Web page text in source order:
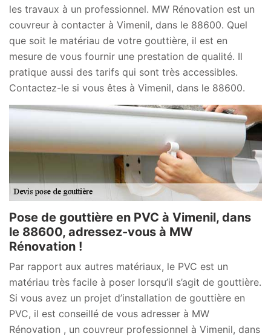
les travaux à un professionnel. MW Rénovation est un
couvreur à contacter à Vimenil, dans le 88600. Quel
que soit le matériau de votre gouttière, il est en
mesure de vous fournir une prestation de qualité. Il
pratique aussi des tarifs qui sont très accessibles.
Contactez-le si vous êtes à Vimenil, dans le 88600.
Pose de gouttière en PVC à Vimenil, dans
le 88600, adressez-vous à MW
Rénovation !
Par rapport aux autres matériaux, le PVC est un
matériau très facile à poser lorsqu’il s’agit de gouttière.
Si vous avez un projet d’installation de gouttière en
PVC, il est conseillé de vous adresser à MW
Rénovation , un couvreur professionnel à Vimenil, dans